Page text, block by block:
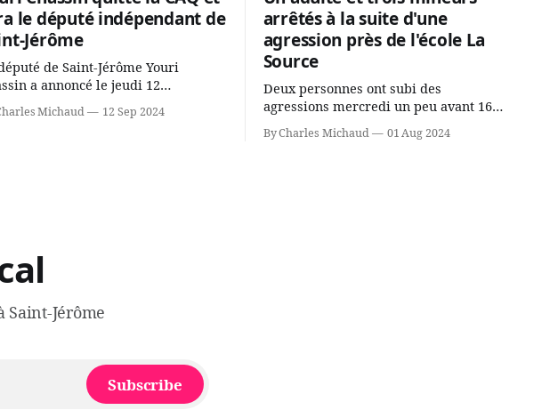
le député indépendant de
Jérôme
de Saint-Jérôme Youri
a annoncé le jeudi 12
qu'il quitte le caucus de la
Avenir Québec de François
Michaud 12 Sep 2024
arrêtés à la suite d'une
agression près de l'école La
Source
Deux personnes ont subi des
agressions mercredi un peu avant 16h
à proximité de l'école primaire La
Source dans le secteur Bellefeuille de
By Charles Michaud 01 Aug 2024
Jérôme
Subscribe